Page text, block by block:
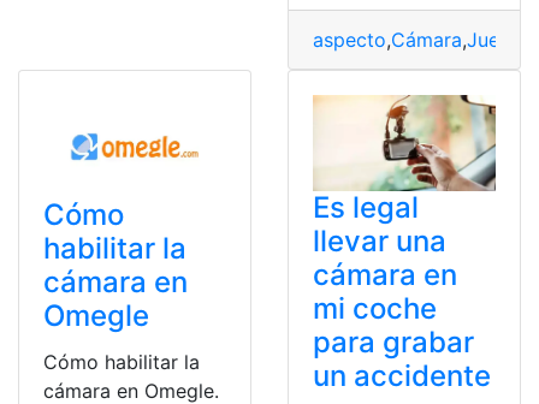
aspecto,Cámara,Juegos
Cómo
habilitar la
cámara en
Omegle
Cómo habilitar la
cámara en Omegle.
Es legal
llevar una
cámara en
mi coche
para grabar
un accidente